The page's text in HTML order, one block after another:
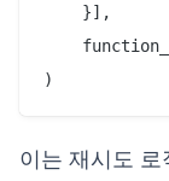
    }],
이는 재시도